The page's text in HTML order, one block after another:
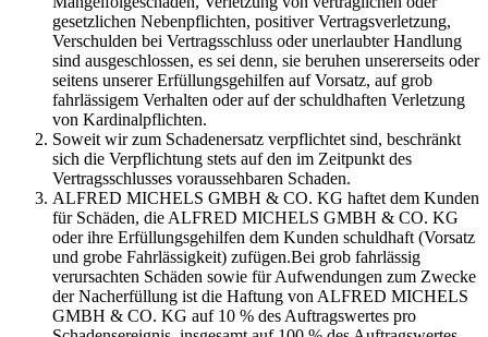
gesetzlichen Nebenpflichten, positiver Vertragsverletzung,
Verschulden bei Vertragsschluss oder unerlaubter Handlung
sind ausgeschlossen, es sei denn, sie beruhen unsererseits oder
seitens unserer Erfüllungsgehilfen auf Vorsatz, auf grob
fahrlässigem Verhalten oder auf der schuldhaften Verletzung
von Kardinalpflichten.
Soweit wir zum Schadenersatz verpflichtet sind, beschränkt
sich die Verpflichtung stets auf den im Zeitpunkt des
Vertragsschlusses voraussehbaren Schaden.
ALFRED MICHELS GMBH & CO. KG haftet dem Kunden
für Schäden, die ALFRED MICHELS GMBH & CO. KG
oder ihre Erfüllungsgehilfen dem Kunden schuldhaft (Vorsatz
und grobe Fahrlässigkeit) zufügen.Bei grob fahrlässig
verursachten Schäden sowie für Aufwendungen zum Zwecke
der Nacherfüllung ist die Haftung von ALFRED MICHELS
GMBH & CO. KG auf 10 % des Auftragswertes pro